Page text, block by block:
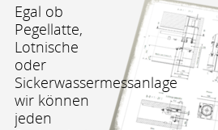
Egal ob
Pegellatte,
Lotnische
oder
Sickerwassermessanlage
wir können
jeden